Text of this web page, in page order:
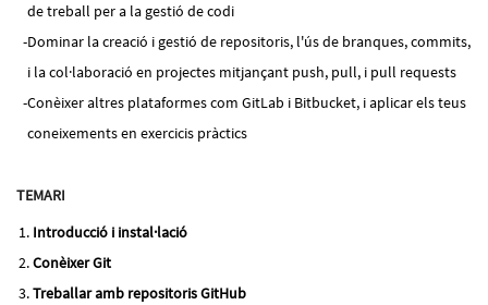
de treball per a la gestió de codi
Dominar la creació i gestió de repositoris, l'ús de branques, commits,
i la col·laboració en projectes mitjançant push, pull, i pull requests
Conèixer altres plataformes com GitLab i Bitbucket, i aplicar els teus
coneixements en exercicis pràctics
TEMARI
Introducció i instal·lació
Conèixer Git
Treballar amb repositoris GitHub